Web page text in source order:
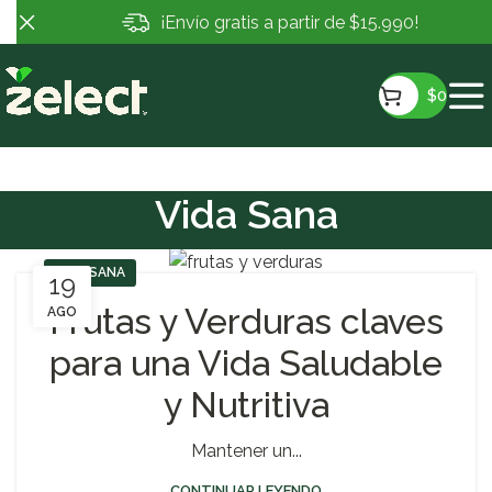
$0
Vida Sana
19
AGO
VIDA SANA
Frutas y Verduras claves
para una Vida Saludable
y Nutritiva
Mantener un...
¡Envío gratis a partir de $15.990!